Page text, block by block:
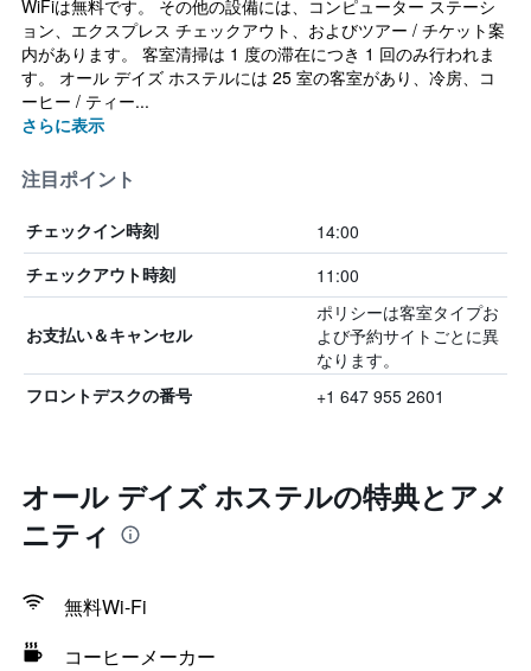
WiFiは無料です。 その他の設備には、コンピューター ステーシ
ョン、エクスプレス チェックアウト、およびツアー / チケット案
内があります。 客室清掃は 1 度の滞在につき 1 回のみ行われま
す。 オール デイズ ホステルには 25 室の客室があり、冷房、コ
ーヒー / ティー...
さらに表示
注目ポイント
チェックイン時刻 14:00
チェックアウト時刻 11:00
お支払い＆キャンセル
ポリシーは客室タイプお
よび予約サイトごとに異
なります。
フロントデスクの番号 +1 647 955 2601
オール デイズ ホステルの特典とアメ
ニティ
無料Wi-Fi
コーヒーメーカー